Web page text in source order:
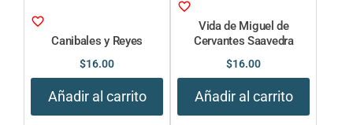
Canibales y Reyes
$16.00
Añadir al carrito
Vida de Miguel de
Cervantes Saavedra
$16.00
Añadir al carrito